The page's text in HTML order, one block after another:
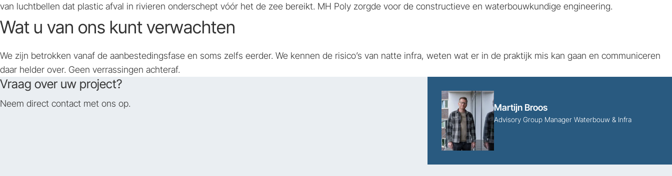
van luchtbellen dat plastic afval in rivieren onderschept vóór het de zee bereikt. MH Poly zorgde voor de constructieve en waterbouwkundige engineering.
Wat u van ons kunt verwachten
We zijn betrokken vanaf de aanbestedingsfase en soms zelfs eerder. We kennen de risico’s van natte infra, weten wat er in de praktijk mis kan gaan en communiceren
daar helder over. Geen verrassingen achteraf.
Vraag over uw project?
Neem direct contact met ons op. Martijn Broos
Advisory Group Manager Waterbouw & Infra